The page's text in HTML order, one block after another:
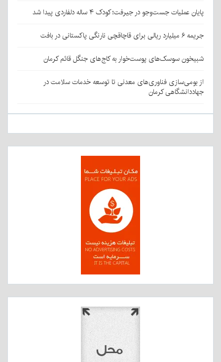
پایان عملیات جست‌وجو در جیرفت؛ کودک ۴ ساله دلفاردی پیدا شد
جریمه ۶ میلیارد ریالی برای قاچاقچی نارنگی پاکستانی در بافت
شبیخون سوسک‌های پوست‌خوار به کاج‌های جنگل قائم کرمان
از بومی‌سازی فناوری‌های معدنی تا توسعه خدمات سلامت در
جهاددانشگاهی کرمان